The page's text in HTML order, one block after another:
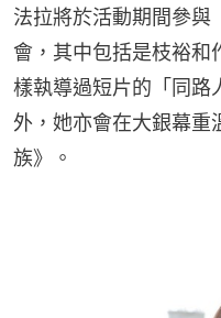
法拉將於活動期間參
會，其中包括是枝裕和
樣執導過短片的「同路
外，她亦會在大銀幕重
族》。